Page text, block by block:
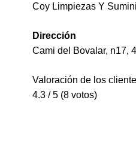
Coy Limpiezas Y
Dirección
Cami del Bovalar, n17,
Valoración de los
4.3 / 5 (8 votos)